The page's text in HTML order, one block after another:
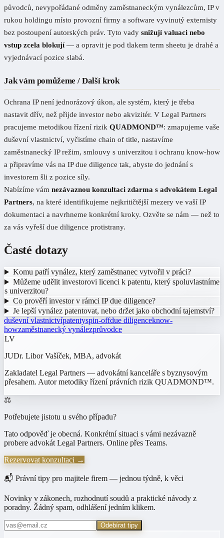
původců, nevypořádané odměny zaměstnaneckým vynálezcům, IP v
rukou holdingu místo provozní firmy a software vyvinutý externisty
bez postoupení autorských práv. Tyto vady snižují valuaci nebo
vstup zcela blokují— a opravit je pod tlakem term sheetu je drahé a
vyjednávací pozice slabá.
Jak vám pomůžeme / Další krok
Ochrana IP není jednorázový úkon, ale systém, který je třeba
nastavit dřív, než přijde investor nebo akvizitér. V Legal Partners
pracujeme metodikou řízení rizik QUADMOND™: zmapujeme vaše
duševní vlastnictví, vyčistíme chain of title, nastavíme
zaměstnanecký IP režim, smlouvy s univerzitou i ochranu know-how
a připravíme vás na IP due diligence tak, abyste do jednání s
investorem šli z pozice síly.
Nabízíme vám nezávaznou konzultaci zdarma s advokátem Legal
Partners, na které identifikujeme nejkritičtější mezery ve vaší IP
dokumentaci a navrhneme konkrétní kroky. Ozvěte se nám — než to
za vás vyřeší due diligence protistrany.
Časté dotazy
Komu patří vynález, který zaměstnanec vytvořil v práci?
Můžeme udělit investorovi licenci k patentu, který spoluvlastníme
s univerzitou?
Co prověří investor v rámci IP due diligence?
Je lepší vynález patentovat, nebo držet jako obchodní tajemství?
duševní vlastnictvípatentyspin-offdue diligenceknow-
howzaměstnanecký vynálezprůvodce
LV
JUDr. Libor Vašíček, MBA, advokát
Zakladatel Legal Partners — advokátní kanceláře s byznysovým
přesahem. Autor metodiky řízení právních rizik QUADMOND™.
⚖️
Potřebujete jistotu u svého případu?
Tato odpověď je obecná. Konkrétní situaci s vámi nezávazně
probere advokát Legal Partners. Online přes Teams.
Rezervovat konzultaci →
📬 Právní tipy pro majitele firem — jednou týdně, k věci
Novinky v zákonech, rozhodnutí soudů a praktické návody z
poradny. Žádný spam, odhlášení jedním klikem.
Odebírat tipy